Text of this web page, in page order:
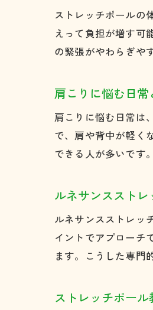
ストレッチポールの
えって負担が増す可
の緊張がやわらぎや
肩こりに悩む日
肩こりに悩む日常は
で、肩や背中が軽く
できる人が多いです
ルネサンススト
ルネサンスストレッ
イントでアプローチ
ます。こうした専門
ストレッチポー